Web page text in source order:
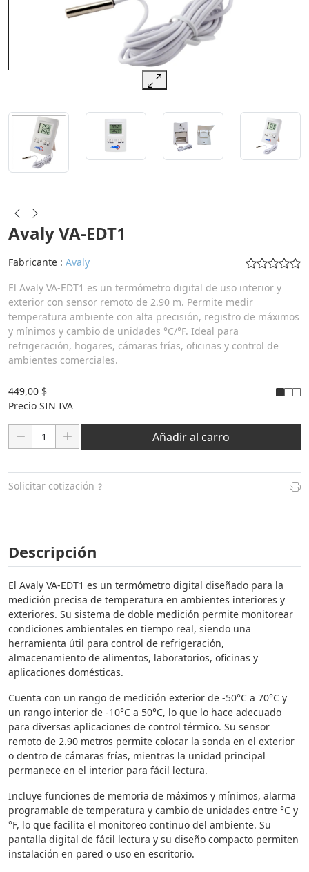
Avaly VA-EDT1
Fabricante : Avaly
El Avaly VA-EDT1 es un termómetro digital de uso interior y
exterior con sensor remoto de 2.90 m. Permite medir
temperatura ambiente con alta precisión, registro de máximos
y mínimos y cambio de unidades °C/°F. Ideal para
refrigeración, hogares, cámaras frías, oficinas y control de
ambientes comerciales.
449,00 $
Precio SIN IVA
Cantidad:
Añadir al carro
Solicitar cotización
Descripción
El Avaly VA-EDT1 es un termómetro digital diseñado para la
medición precisa de temperatura en ambientes interiores y
exteriores. Su sistema de doble medición permite monitorear
condiciones ambientales en tiempo real, siendo una
herramienta útil para control de refrigeración,
almacenamiento de alimentos, laboratorios, oficinas y
aplicaciones domésticas.
Cuenta con un rango de medición exterior de -50°C a 70°C y
un rango interior de -10°C a 50°C, lo que lo hace adecuado
para diversas aplicaciones de control térmico. Su sensor
remoto de 2.90 metros permite colocar la sonda en el exterior
o dentro de cámaras frías, mientras la unidad principal
permanece en el interior para fácil lectura.
Incluye funciones de memoria de máximos y mínimos, alarma
programable de temperatura y cambio de unidades entre °C y
°F, lo que facilita el monitoreo continuo del ambiente. Su
pantalla digital de fácil lectura y su diseño compacto permiten
instalación en pared o uso en escritorio.